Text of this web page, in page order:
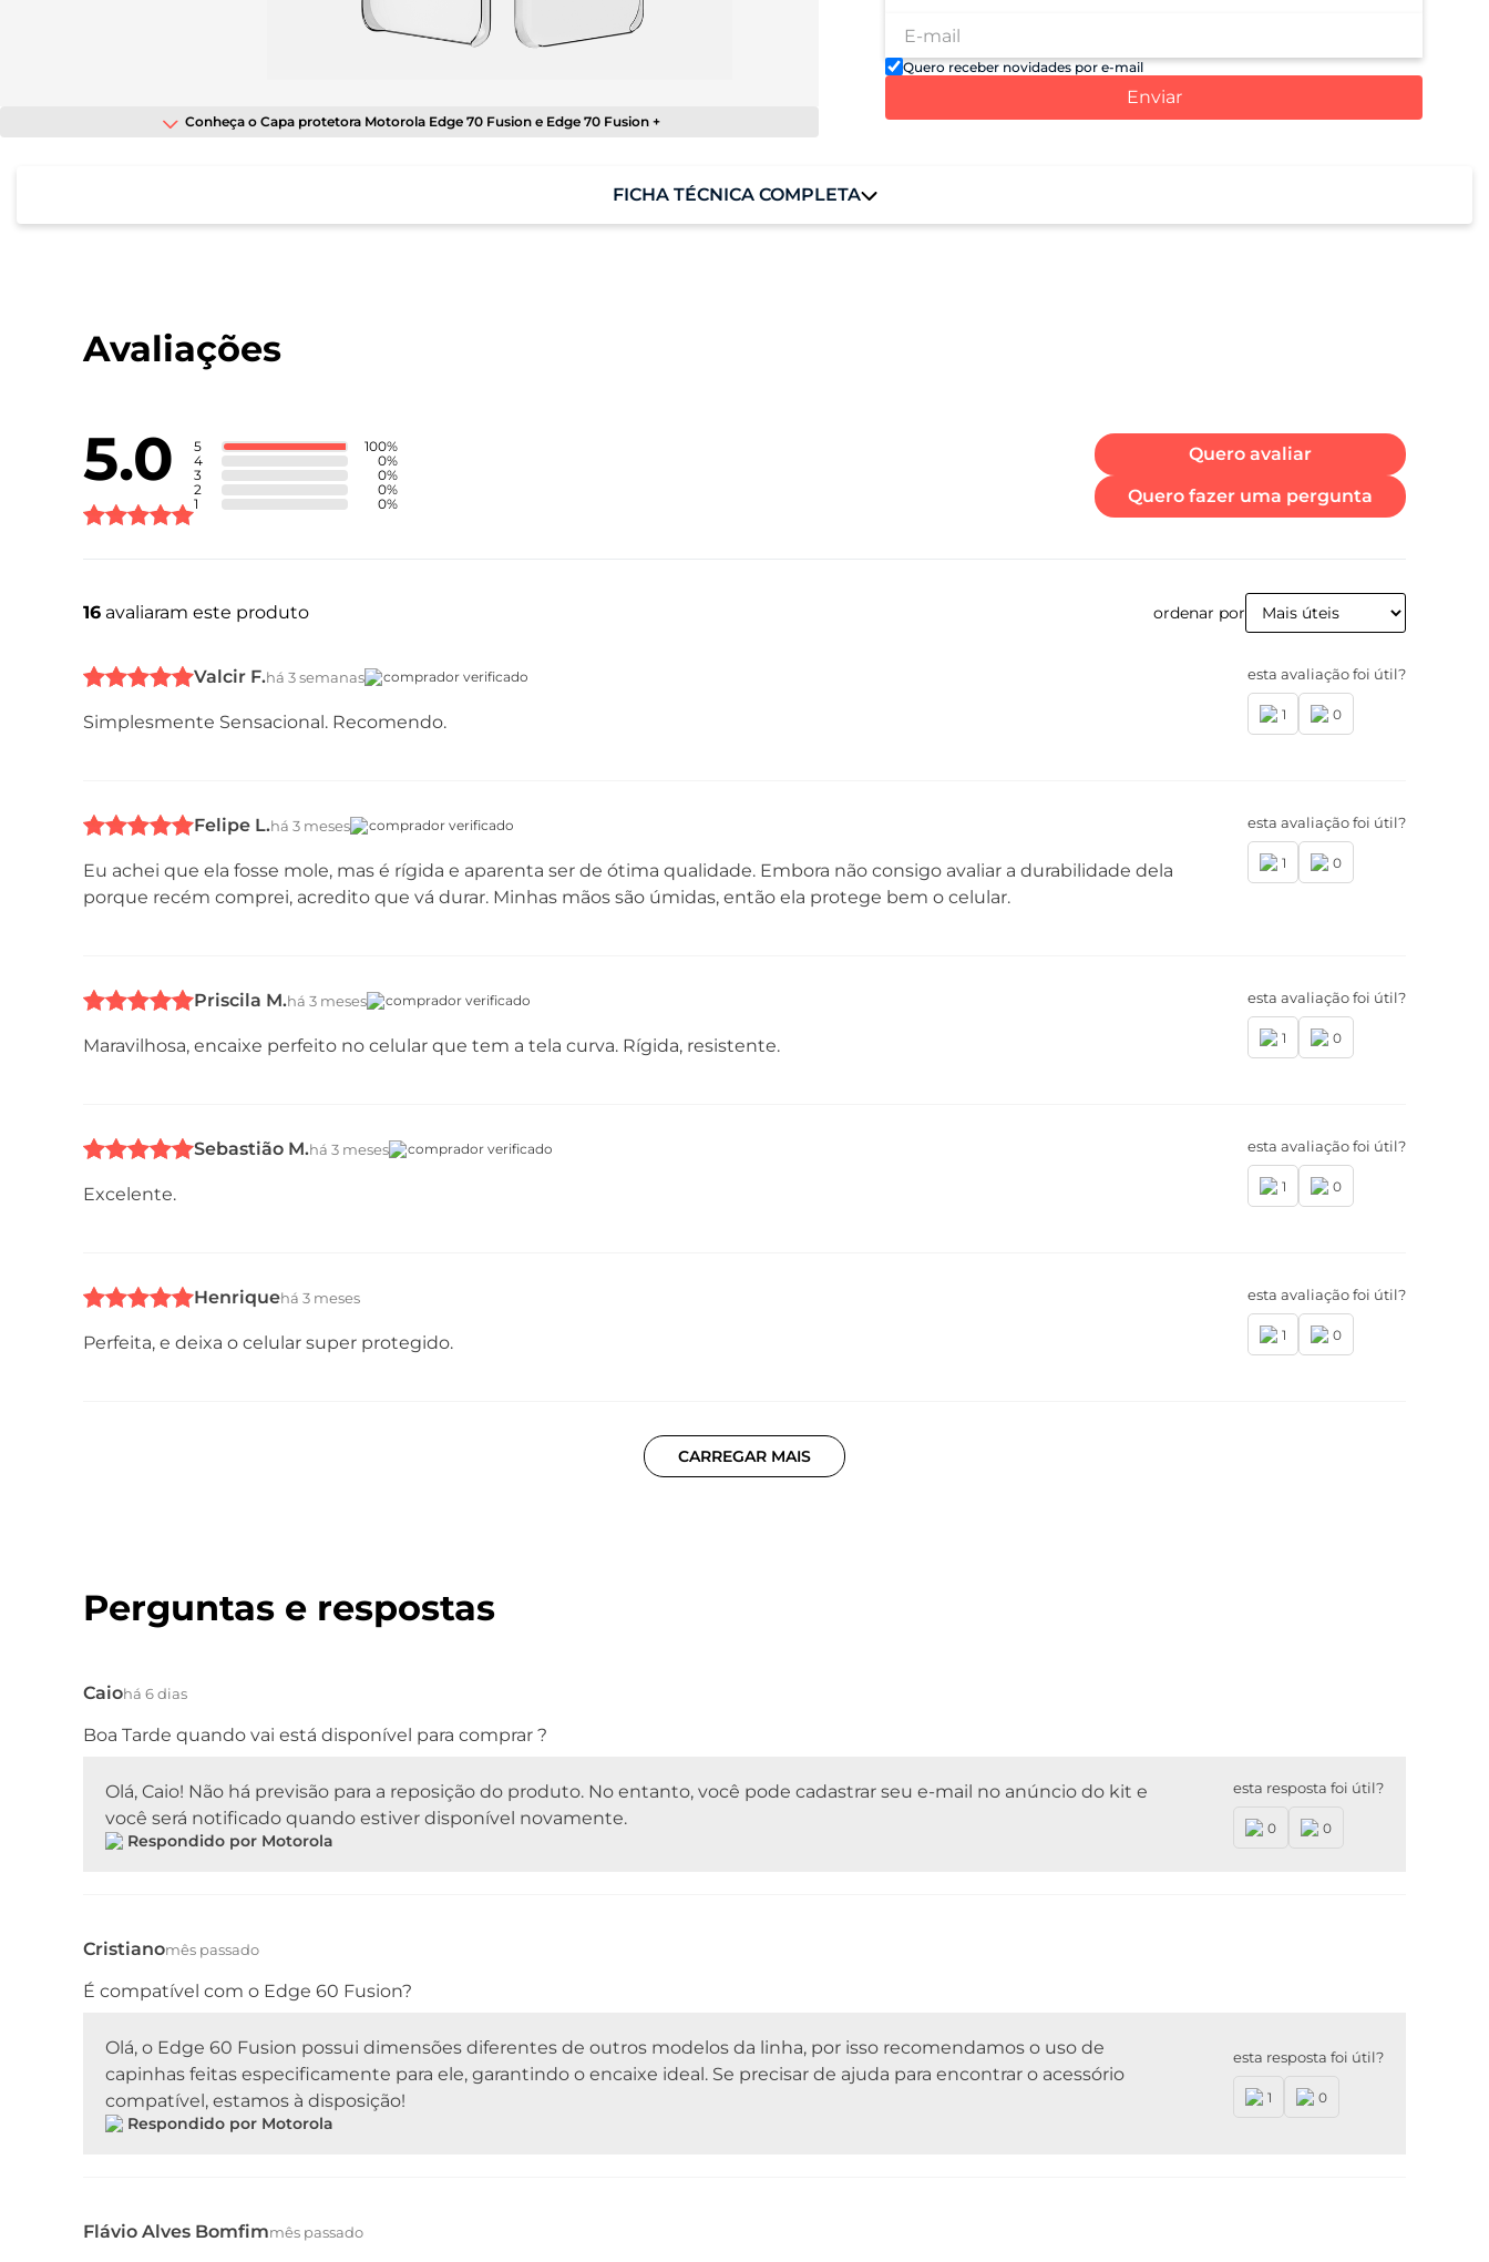
Conheça o Capa protetora Motorola Edge 70 Fusion e Edge 70 Fusion +
Quero receber novidades por e-mail
Enviar
FICHA TÉCNICA COMPLETA
Características
Avaliações
5.0 5 100%
4
0%
3
0%
2
0%
1
0%
Quero avaliar
Quero fazer uma pergunta
16 avaliaram este produto ordenar por
Valcir F.há 3 semanas comprador verificado
Simplesmente Sensacional. Recomendo.
esta avaliação foi útil?
1 0
Felipe L.há 3 meses comprador verificado
Eu achei que ela fosse mole, mas é rígida e aparenta ser de ótima qualidade. Embora não consigo avaliar a durabilidade dela
porque recém comprei, acredito que vá durar. Minhas mãos são úmidas, então ela protege bem o celular.
esta avaliação foi útil?
1 0
Priscila M.há 3 meses comprador verificado
Maravilhosa, encaixe perfeito no celular que tem a tela curva. Rígida, resistente.
esta avaliação foi útil?
1 0
Sebastião M.há 3 meses comprador verificado
Excelente.
esta avaliação foi útil?
1 0
Henriquehá 3 meses
Perfeita, e deixa o celular super protegido.
esta avaliação foi útil?
1 0
CARREGAR MAIS
Perguntas e respostas
Caiohá 6 dias
Boa Tarde quando vai está disponível para comprar ?
Olá, Caio! Não há previsão para a reposição do produto. No entanto, você pode cadastrar seu e-mail no anúncio do kit e
você será notificado quando estiver disponível novamente.
Respondido por Motorola
esta resposta foi útil?
0 0
Cristianomês passado
É compatível com o Edge 60 Fusion?
Olá, o Edge 60 Fusion possui dimensões diferentes de outros modelos da linha, por isso recomendamos o uso de
capinhas feitas especificamente para ele, garantindo o encaixe ideal. Se precisar de ajuda para encontrar o acessório
compatível, estamos à disposição!
Respondido por Motorola
esta resposta foi útil?
1 0
Flávio Alves Bomfimmês passado